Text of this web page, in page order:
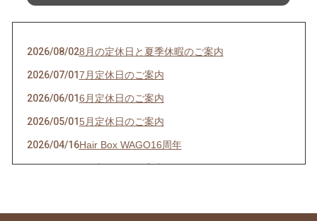
2026/08/028月の定休日と夏季休暇のご案内
2026/07/017月定休日のご案内
2026/06/016月定休日のご案内
2026/05/015月定休日のご案内
2026/04/16Hair Box WAGO16周年
2026/04/014月定休日のご案内
2026/03/013月の定休日ご案内